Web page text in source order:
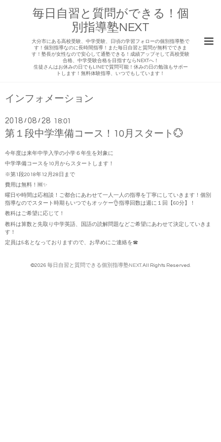
毎日自習と質問ができる！個
別指導塾NEXT
大分市にある高校受験、中学受験、日頃の学習フォローの個別指導塾で
す！個別指導なのに長時間指導！また毎日自習と質問が無料でできま
す！塾長が女性なので安心して通塾できる！成績アップそして高校受験
合格、中学受験合格を目指すならNEXTへ！
生徒さんはお休みの日でもLINEで質問可能！休みの日の勉強もサポー
トします！無料体験指導、いつでもしています！
インフォメーション
2018 /08 / 28 18:01
第１段中学準備コース！10月スタート💮
今年度は来年中学入学の小学６年生を対象に
中学準備コースを10月からスタートします！
※第1段2018年12月28日まで
費用は無料！🆓✨
曜日や時間は応相談！ご都合にあわせて一人一人の指導を丁寧にしていきます！個別
指導なのでスタート時期もいつでもオッケー👌指導回数は週に１回【60分】！
教科はご希望に応じて！
教科は算数と先取り中学英語、国語の読解問題などご希望にあわせて決定していきま
す！
定員は5名となっておりますので、お早めにご連絡を☎
©2026 毎日自習と質問できる個別指導塾NEXT. All Rights Reserved.